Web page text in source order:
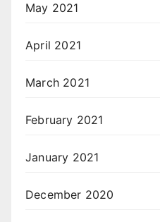
May 2021
April 2021
March 2021
February 2021
January 2021
December 2020